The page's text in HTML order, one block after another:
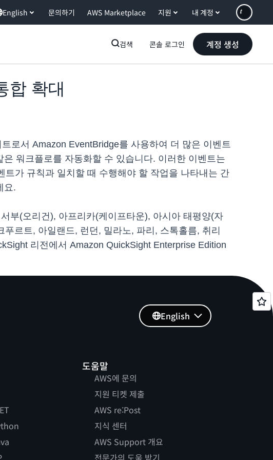
English 문의하기 AWS Marketplace 지원 내 계정
검색 콘솔 로그인 계정 생성
합 확대
로서 Amazon EventBridge를 사용하여 더 많은 이벤트
워크플로를 자동화할 수 있습니다. 이러한 이벤트는
가 규칙과 일치할 때 수행해야 할 작업을 나타내는 간
요.
부(오리건), 아프리카(케이프타운), 아시아 태평양(자
르트, 아일랜드, 런던, 밀라노, 파리, 스톡홀름, 취리
리전에서 Amazon QuickSight Enterprise Edition
도움말
AWS에 문의
지원 티켓 제출
AWS re:Post
지식 센터
AWS Support 개요
English